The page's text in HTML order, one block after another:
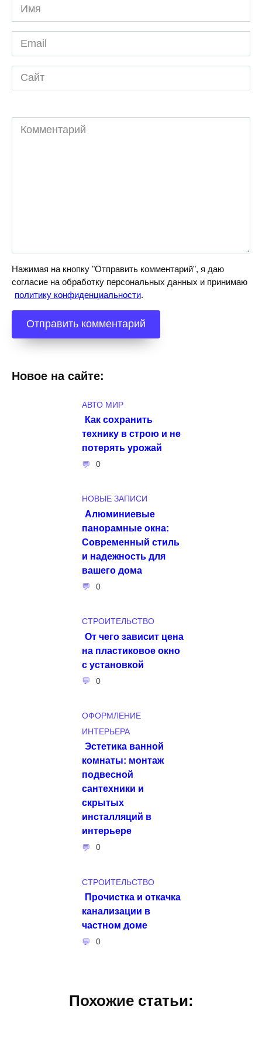
Имя
*
Email
*
Сайт
Комментарий
Нажимая на кнопку "Отправить комментарий", я даю
согласие на обработку персональных данных и принимаю
политику конфиденциальности.
Новое на сайте:
АВТО МИР
Как сохранить
технику в строю и не
потерять урожай
0
НОВЫЕ ЗАПИСИ
Алюминиевые
панорамные окна:
Современный стиль
и надежность для
вашего дома
0
СТРОИТЕЛЬСТВО
От чего зависит цена
на пластиковое окно
с установкой
0
ОФОРМЛЕНИЕ
ИНТЕРЬЕРА
Эстетика ванной
комнаты: монтаж
подвесной
сантехники и
скрытых
инсталляций в
интерьере
0
СТРОИТЕЛЬСТВО
Прочистка и откачка
канализации в
частном доме
0
Похожие статьи: